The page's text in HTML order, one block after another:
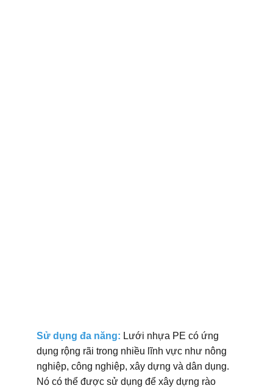
Sử dụng đa năng: Lưới nhựa PE có ứng
dụng rộng rãi trong nhiều lĩnh vực như nông
nghiệp, công nghiệp, xây dựng và dân dụng.
Nó có thể được sử dụng để xây dựng rào